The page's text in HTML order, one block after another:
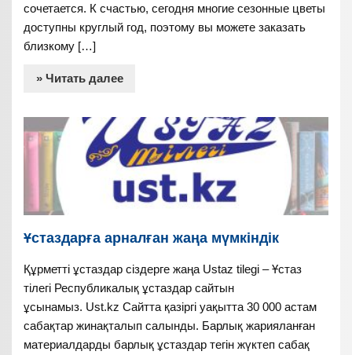
сочетается. К счастью, сегодня многие сезонные цветы
доступны круглый год, поэтому вы можете заказать
близкому […]
» Читать далее
Ұстаздарға арналған жаңа мүмкіндік
Құрметті ұстаздар сіздерге жаңа Ustaz tilegi – Ұстаз
тілегі Республикалық ұстаздар сайтын
ұсынамыз. Ust.kz Сайтта қазіргі уақытта 30 000 астам
сабақтар жинақталып салынды. Барлық жарияланған
материалдарды барлық ұстаздар тегін жүктеп сабақ